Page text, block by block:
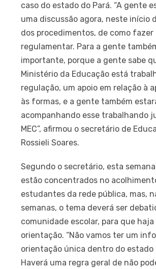
caso do estado do Pará. “A gente
uma discussão agora, neste início
dos procedimentos, de como fazer
regulamentar. Para a gente
importante, porque a gente sabe
Ministério da Educação está
regulação, um apoio em relação à
às formas, e a gente também
acompanhando esse trabalhando
MEC”, afirmou o secretário de
Rossieli Soares.
Segundo o secretário, esta
estão concentrados no
estudantes da rede pública, mas,
semanas, o tema deverá ser
comunidade escolar, para que haja
orientação. “Não vamos ter um
orientação única dentro do estado
Haverá uma regra geral de não